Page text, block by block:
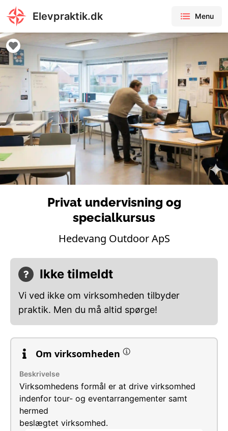
Elevpraktik.dk Menu
Privat undervisning og
specialkursus
Hedevang Outdoor ApS
Ikke tilmeldt
Vi ved ikke om virksomheden tilbyder
praktik. Men du må altid spørge!
Om virksomheden
Beskrivelse
Virksomhedens formål er at drive virksomhed
indenfor tour- og eventarrangementer samt
hermed
beslægtet virksomhed.